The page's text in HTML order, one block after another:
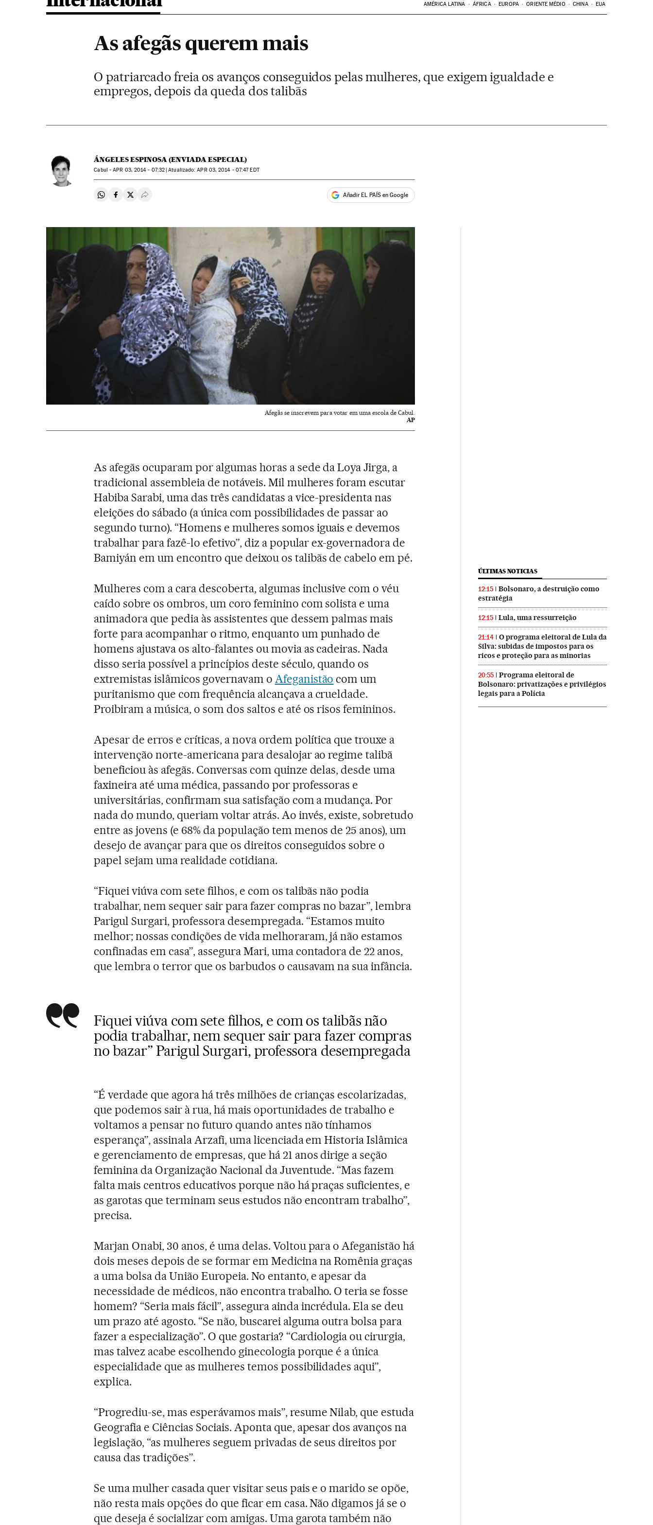
AMÉRICA LATINA ÁFRICA EUROPA ORIENTE MÉDIO CHINA EUA
As afegãs querem mais
O patriarcado freia os avanços conseguidos pelas mulheres, que exigem igualdade e
empregos, depois da queda dos talibãs
ÁNGELES ESPINOSA (ENVIADA ESPECIAL)
Cabul -APR 03, 2014 - 07:32 atualizado: APR03, 2014 - 07:47EDT
Compartir en Whatsapp
Compartir en Facebook
Compartir en Twitter
Desplegar Redes Sociales Añadir EL PAÍS en Google
Afegãs se inscrevem para votar em uma escola de Cabul.
AP
As afegãs ocuparam por algumas horas a sede da Loya Jirga, a
tradicional assembleia de notáveis. Mil mulheres foram escutar
Habiba Sarabi, uma das três candidatas a vice-presidenta nas
eleições do sábado (a única com possibilidades de passar ao
segundo turno). “Homens e mulheres somos iguais e devemos
trabalhar para fazê-lo efetivo”, diz a popular ex-governadora de
Bamiyán em um encontro que deixou os talibãs de cabelo em pé.
Mulheres com a cara descoberta, algumas inclusive com o véu
caído sobre os ombros, um coro feminino com solista e uma
animadora que pedia às assistentes que dessem palmas mais
forte para acompanhar o ritmo, enquanto um punhado de
homens ajustava os alto-falantes ou movia as cadeiras. Nada
disso seria possível a princípios deste século, quando os
extremistas islâmicos governavam o Afeganistão com um
puritanismo que com frequência alcançava a crueldade.
Proibiram a música, o som dos saltos e até os risos femininos.
Apesar de erros e críticas, a nova ordem política que trouxe a
intervenção norte-americana para desalojar ao regime talibã
beneficiou às afegãs. Conversas com quinze delas, desde uma
faxineira até uma médica, passando por professoras e
universitárias, confirmam sua satisfação com a mudança. Por
nada do mundo, queriam voltar atrás. Ao invés, existe, sobretudo
entre as jovens (e 68% da população tem menos de 25 anos), um
desejo de avançar para que os direitos conseguidos sobre o
papel sejam uma realidade cotidiana.
“Fiquei viúva com sete filhos, e com os talibãs não podia
trabalhar, nem sequer sair para fazer compras no bazar”, lembra
Parigul Surgari, professora desempregada. “Estamos muito
melhor; nossas condições de vida melhoraram, já não estamos
confinadas em casa”, assegura Mari, uma contadora de 22 anos,
que lembra o terror que os barbudos o causavam na sua infância.
Fiquei viúva com sete filhos, e com os talibãs não
podia trabalhar, nem sequer sair para fazer compras
no bazar” Parigul Surgari, professora desempregada
“É verdade que agora há três milhões de crianças escolarizadas,
que podemos sair à rua, há mais oportunidades de trabalho e
voltamos a pensar no futuro quando antes não tínhamos
esperança”, assinala Arzafi, uma licenciada em Historia Islâmica
e gerenciamento de empresas, que há 21 anos dirige a seção
feminina da Organização Nacional da Juventude. “Mas fazem
falta mais centros educativos porque não há praças suficientes, e
as garotas que terminam seus estudos não encontram trabalho”,
precisa.
Marjan Onabi, 30 anos, é uma delas. Voltou para o Afeganistão há
dois meses depois de se formar em Medicina na Romênia graças
a uma bolsa da União Europeia. No entanto, e apesar da
necessidade de médicos, não encontra trabalho. O teria se fosse
homem? “Seria mais fácil”, assegura ainda incrédula. Ela se deu
um prazo até agosto. “Se não, buscarei alguma outra bolsa para
fazer a especialização”. O que gostaria? “Cardiologia ou cirurgia,
mas talvez acabe escolhendo ginecologia porque é a única
especialidade que as mulheres temos possibilidades aqui”,
explica.
“Progrediu-se, mas esperávamos mais”, resume Nilab, que estuda
Geografia e Ciências Sociais. Aponta que, apesar dos avanços na
legislação, “as mulheres seguem privadas de seus direitos por
causa das tradições”.
Se uma mulher casada quer visitar seus pais e o marido se opõe,
não resta mais opções do que ficar em casa. Não digamos já se o
que deseja é socializar com amigas. Uma garota também não
ÚLTIMAS NOTICIAS
12:15
Bolsonaro, a destruição como
estratégia
12:15 Lula, uma ressurreição
21:14
O programa eleitoral de Lula da
Silva: subidas de impostos para os
ricos e proteção para as minorias
20:55
Programa eleitoral de
Bolsonaro: privatizações e privilégios
legais para a Polícia